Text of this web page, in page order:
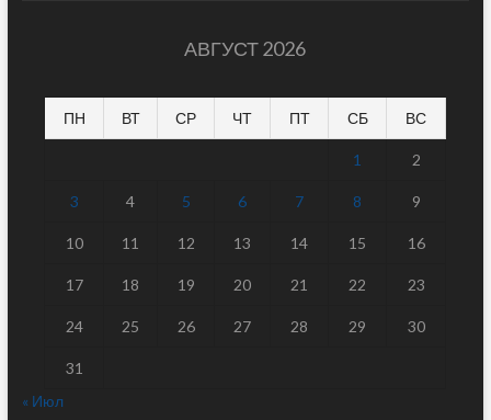
АВГУСТ 2026
ПН ВТ СР ЧТ ПТ СБ ВС
1 2
3 4 5 6 7 8 9
10 11 12 13 14 15 16
17 18 19 20 21 22 23
24 25 26 27 28 29 30
31
« Июл